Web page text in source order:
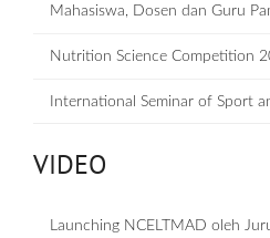
Mahasiswa, Dosen dan Guru
Nutrition Science Competition
International Seminar of Sport
VIDEO
Launching NCELTMAD oleh